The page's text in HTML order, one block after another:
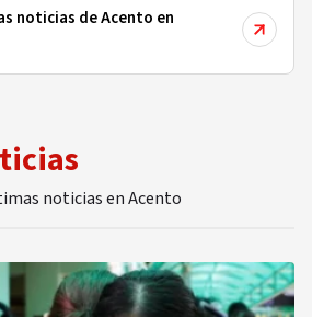
noticias de Acento en